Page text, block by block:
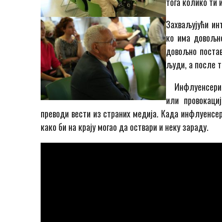
Захваљујући
ко има
довољно
људи, а после
Инфлуенсери
или
преводи вести из страних медија. Када
како би на крају могао да оствари и неку зараду.